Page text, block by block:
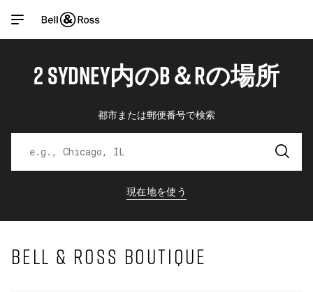
Open mobile menu
商品
お客様サービス
2 SYDNEY内のB＆Rの場所
都市または郵便番号で検索
現在地を使う
BELL & ROSS BOUTIQUE